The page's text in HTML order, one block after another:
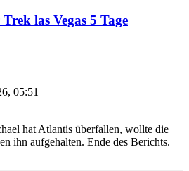
las Vegas 5 Tage
05:51
hat Atlantis überfallen, wollte die
ihn aufgehalten. Ende des Berichts.